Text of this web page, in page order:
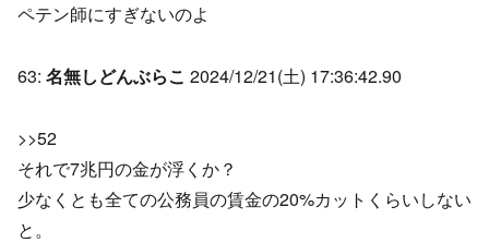
ペテン師にすぎないのよ
63: 名無しどんぶらこ 2024/12/21(土) 17:36:42.90
>>52
それで7兆円の金が浮くか？
少なくとも全ての公務員の賃金の20%カットくらいしない
と。